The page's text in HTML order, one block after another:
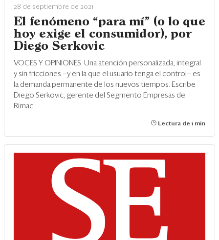
28 de septiembre de 2021
El fenómeno “para mí” (o lo que
hoy exige el consumidor), por
Diego Serkovic
VOCES Y OPINIONES. Una atención personalizada, integral
y sin fricciones —y en la que el usuario tenga el control— es
la demanda permanente de los nuevos tiempos. Escribe
Diego Serkovic, gerente del Segmento Empresas de
Rimac.
Lectura de 1 min